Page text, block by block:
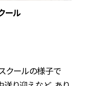
ール
クールの様子で